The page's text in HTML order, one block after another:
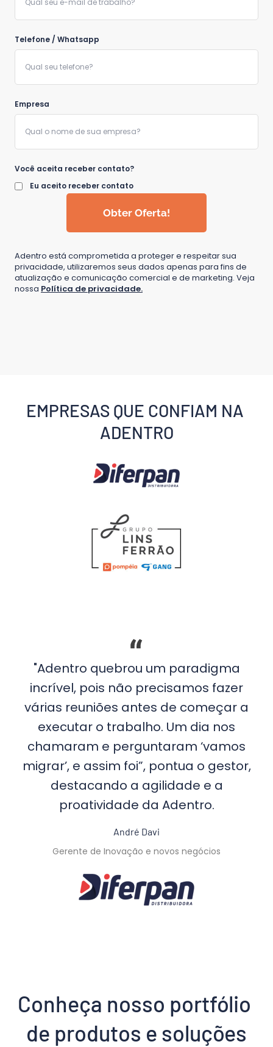
Telefone / Whatsapp
Empresa
Você aceita receber contato?
Eu aceito receber contato
Obter Oferta!
Adentro está comprometida a proteger e respeitar sua
privacidade, utilizaremos seus dados apenas para fins de
atualização e comunicação comercial e de marketing. Veja
nossa Política de privacidade.
EMPRESAS QUE CONFIAM NA
ADENTRO
"Adentro quebrou um paradigma
incrível, pois não precisamos fazer
várias reuniões antes de começar a
executar o trabalho. Um dia nos
chamaram e perguntaram ‘vamos
migrar’, e assim foi”, pontua o gestor,
destacando a agilidade e a
proatividade da Adentro.
André Davi
Gerente de Inovação e novos negócios
Conheça nosso portfólio
de produtos e soluções